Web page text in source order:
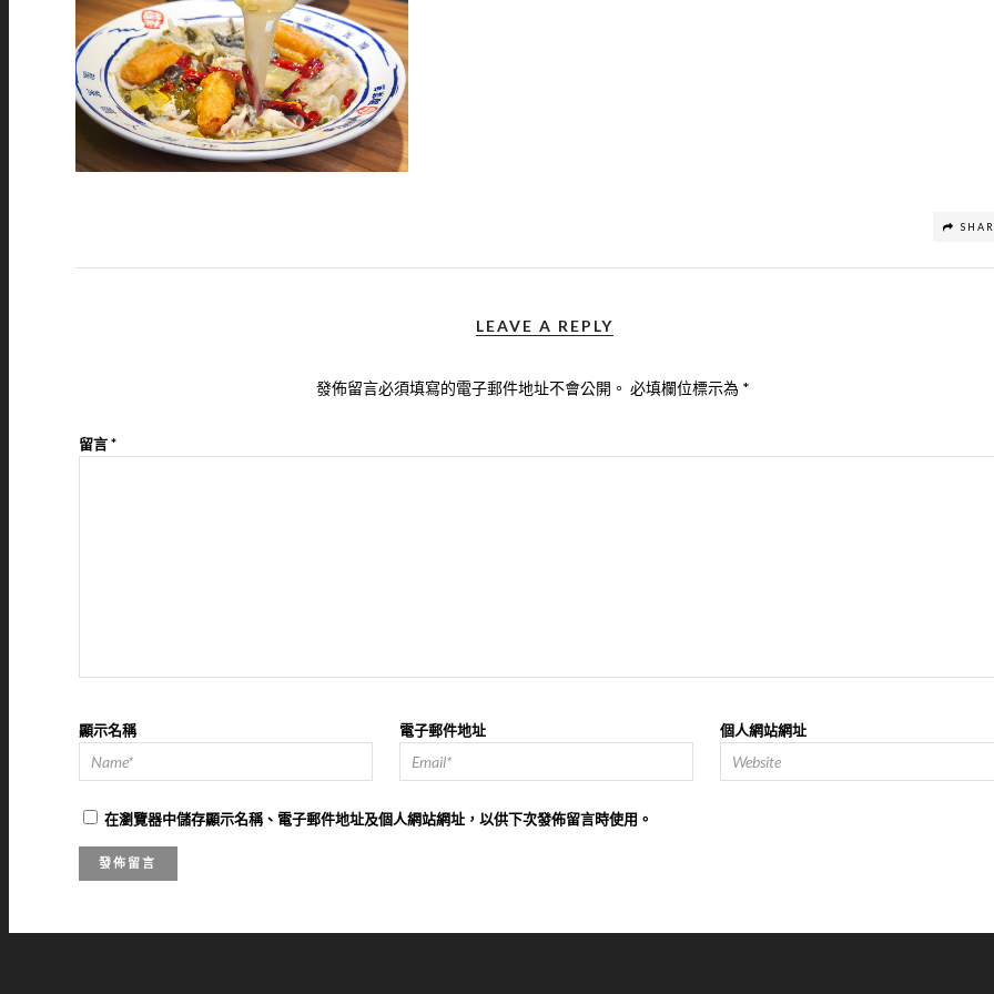
LEAVE A REPLY
發佈留言必須填寫的電子郵件地址不會公開。 必填欄位標示為 *
留言*
顯示名稱 電子郵件地址 個人網站網址
在瀏覽器中儲存顯示名稱、電子郵件地址及個人網站網址，以供下次發佈留言時使用。